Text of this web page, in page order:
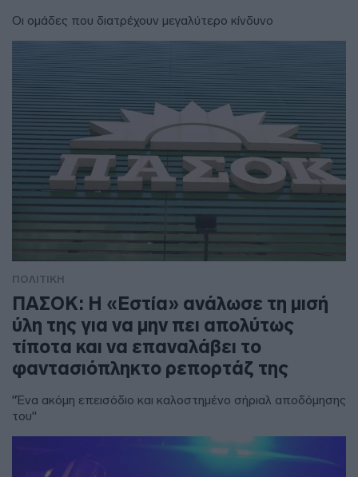
Οι ομάδες που διατρέχουν μεγαλύτερο κίνδυνο
ΠΟΛΙΤΙΚΗ
ΠΑΣΟΚ: Η «Εστία» ανάλωσε τη μισή
ύλη της για να μην πει απολύτως
τίποτα και να επαναλάβει το
φαντασιόπληκτο ρεπορτάζ της
"Ένα ακόμη επεισόδιο και καλοστημένο σήριαλ αποδόμησης
του"